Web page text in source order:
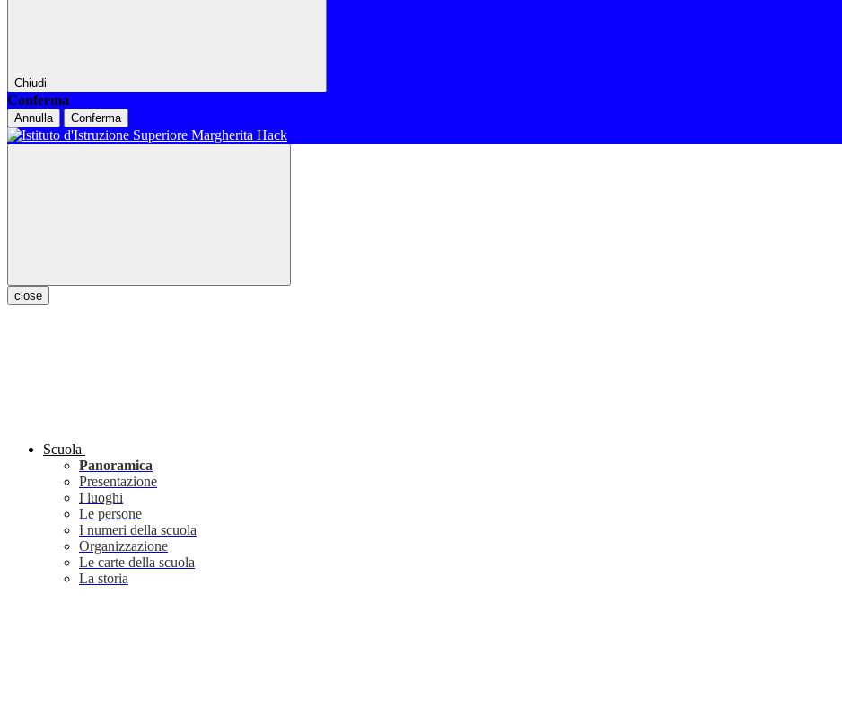
Chiudi
Conferma
Annulla Conferma
close
Scuola
Panoramica
Presentazione
I luoghi
Le persone
I numeri della scuola
Organizzazione
Le carte della scuola
La storia